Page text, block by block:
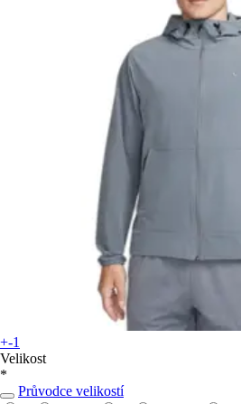
+-1
Velikost
*
Průvodce velikostí